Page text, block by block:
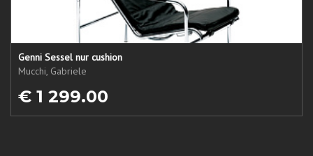
Genni Sessel nur cushion
Mucchi, Gabriele
€ 1 299.00